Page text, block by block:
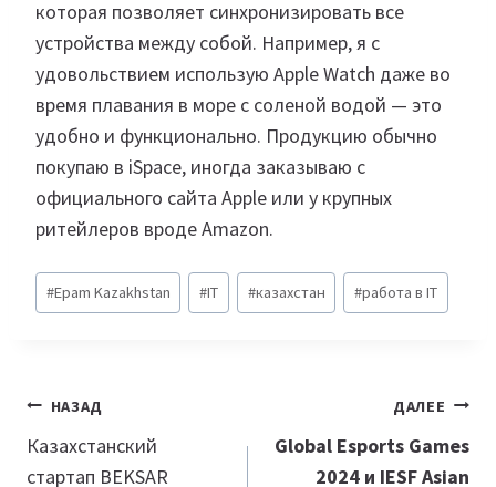
которая позволяет синхронизировать все
устройства между собой. Например, я с
удовольствием использую Apple Watch даже во
время плавания в море с соленой водой — это
удобно и функционально. Продукцию обычно
покупаю в iSpace, иногда заказываю с
официального сайта Apple или у крупных
ритейлеров вроде Amazon.
Метки
записи:
#Epam Kazakhstan #IT #казахстан #работа в IT
Навигация
по
НАЗАД
Казахстанский
стартап BEKSAR
ДАЛЕЕ
Global Esports Games
2024 и IESF Asian